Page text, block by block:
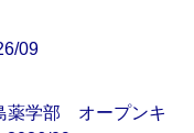
09
薬学部 オープンキ